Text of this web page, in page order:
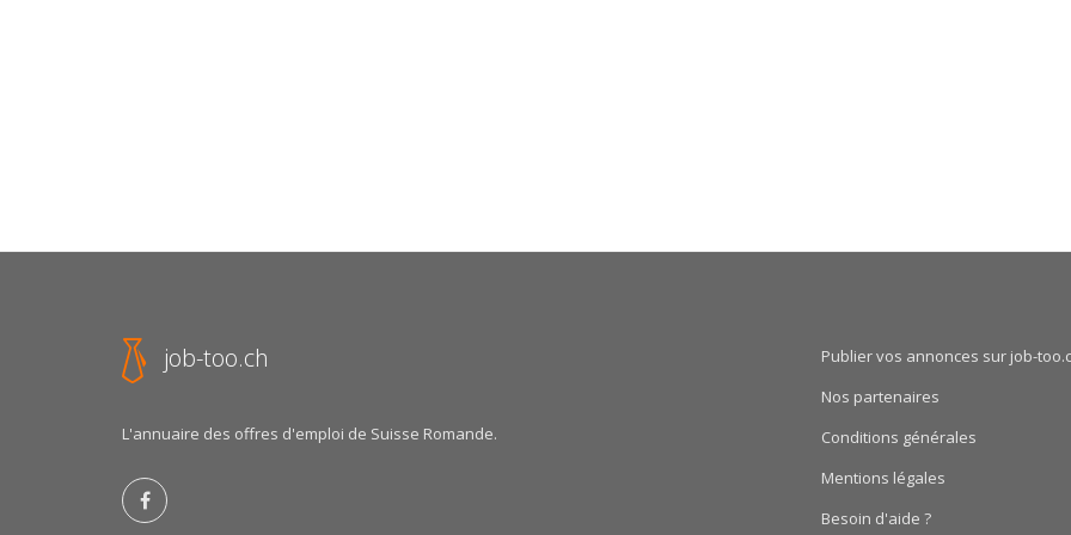
job-too.ch
L'annuaire des offres d'emploi de Suisse Romande.
Publier vos annonces sur job-
Nos partenaires
Conditions générales
Mentions légales
Besoin d'aide ?